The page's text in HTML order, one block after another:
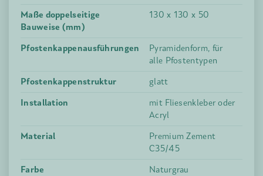
Maße doppelseitige
Bauweise (mm)
130 x 130 x 50
Pfostenkappenausführungen
Pyramidenform, für
alle Pfostentypen
Pfostenkappenstruktur
glatt
Installation
mit Fliesenkleber oder
Acryl
Material
Premium Zement
C35/45
Farbe
Naturgrau